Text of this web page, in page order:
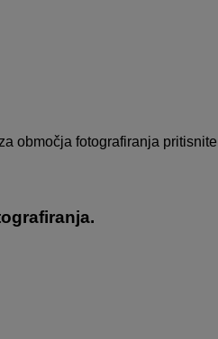
območja fotografiranja